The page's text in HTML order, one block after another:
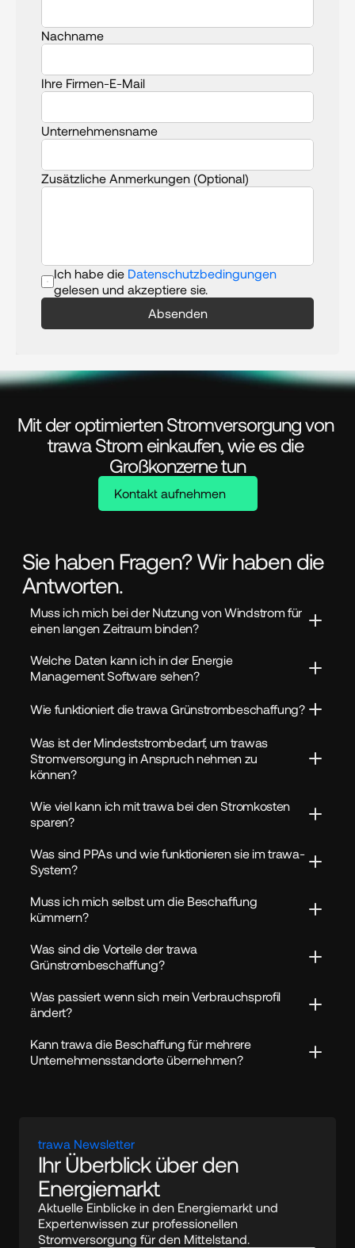
Nachname
Ihre Firmen-E-Mail
Unternehmensname
Zusätzliche Anmerkungen (Optional)
Ich habe die Datenschutzbedingungen
gelesen und akzeptiere sie.
Absenden
Mit der optimierten Stromversorgung von
trawa Strom einkaufen, wie es die
Großkonzerne tun
Kontakt aufnehmen
Sie haben Fragen? Wir haben die
Antworten.
Muss ich mich bei der Nutzung von Windstrom für
einen langen Zeitraum binden?
Welche Daten kann ich in der Energie
Management Software sehen?
Wie funktioniert die trawa Grünstrombeschaffung?
Was ist der Mindeststrombedarf, um trawas
Stromversorgung in Anspruch nehmen zu
können?
Wie viel kann ich mit trawa bei den Stromkosten
sparen?
Was sind PPAs und wie funktionieren sie im trawa-
System?
Muss ich mich selbst um die Beschaffung
kümmern?
Was sind die Vorteile der trawa
Grünstrombeschaffung?
Was passiert wenn sich mein Verbrauchsprofil
ändert?
Kann trawa die Beschaffung für mehrere
Unternehmensstandorte übernehmen?
trawa Newsletter
Ihr Überblick über den
Energiemarkt
Aktuelle Einblicke in den Energiemarkt und
Expertenwissen zur professionellen
Stromversorgung für den Mittelstand.